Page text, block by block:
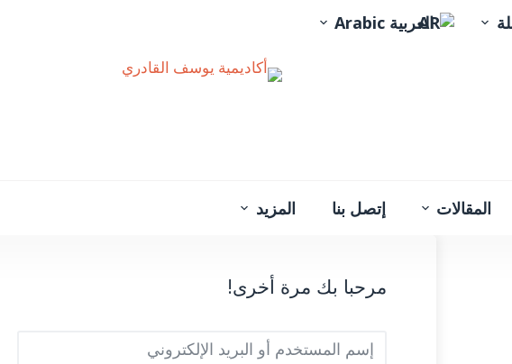
العربية Arabic
المقالات إتصل بنا المزيد
مرحبا بك مرة أخرى!